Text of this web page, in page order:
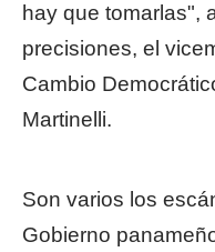
hay que tomarlas",
precisiones, el
Cambio
Martinelli.
Son varios los
Gobierno